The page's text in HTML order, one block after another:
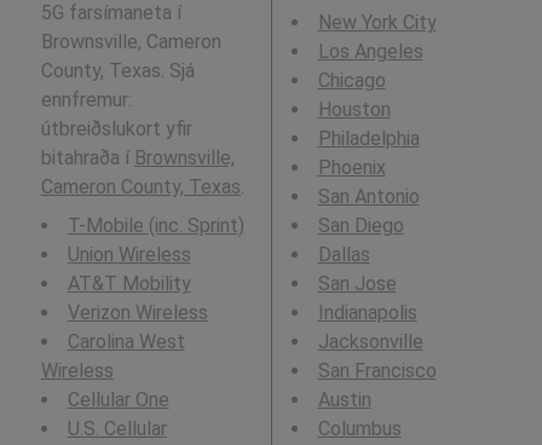
5G farsímaneta í
Brownsville, Cameron
County, Texas. Sjá
ennfremur:
útbreiðslukort yfir
bitahraða í Brownsville,
Cameron County, Texas.
T-Mobile (inc. Sprint)
Union Wireless
AT&T Mobility
Verizon Wireless
Carolina West
Wireless
Cellular One
U.S. Cellular
New York City
Los Angeles
Chicago
Houston
Philadelphia
Phoenix
San Antonio
San Diego
Dallas
San Jose
Indianapolis
Jacksonville
San Francisco
Austin
Columbus